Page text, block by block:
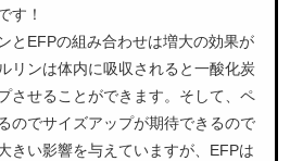
す！
とEFPの組み合わせは増大の効果が
リンは体内に吸収されると一酸化炭
させることができます。そして、ペ
のでサイズアップが期待できるので
きい影響を与えていますが、EFPは